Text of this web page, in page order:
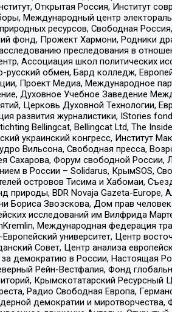
Открытая Россия, Институт
Международный центр
ресурсов, Свободная
фонд, Прожект Хармони, Родники
преследования в
Ассоциация школ политических
русский обмен, Бард колледж,
Проект Медиа, Международное
Духовное Учебное Заведение
Церковь Духовной Технологии,
развития журналистики, IStories
Bellingcat, Bellingcat Ltd, The
украинский конгресс, Институт
Вильсона, Свободная пресса,
Форум свободной России,
в России – Solidarus, КрымSOS,
островов Тисима и Хабомаи,
природы, BDR Novaja Gazeta-
Бориса Звозскова, Дом прав
исследований им Вилфрида
Международная федерация
университет, Центр
Совет, Центр анализа
демократию в России, Настоящая
Рейн-Вестфалия, Фонд
Крымскотатарский Ресурсный
Радио Свободная Европа,
демократии и